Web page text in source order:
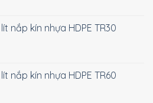
nắp kín nhựa HDPE TR30
nắp kín nhựa HDPE TR60